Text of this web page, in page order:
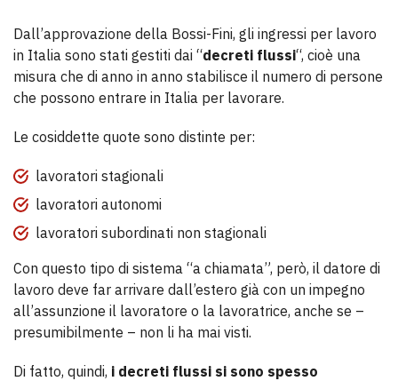
Dall’approvazione della Bossi-Fini, gli ingressi per lavoro
in Italia sono stati gestiti dai “decreti flussi“, cioè una
misura che di anno in anno stabilisce il numero di persone
che possono entrare in Italia per lavorare.
Le cosiddette quote sono distinte per:
lavoratori stagionali
lavoratori autonomi
lavoratori subordinati non stagionali
Con questo tipo di sistema “a chiamata”, però, il datore di
lavoro deve far arrivare dall’estero già con un impegno
all’assunzione il lavoratore o la lavoratrice, anche se –
presumibilmente – non li ha mai visti.
Di fatto, quindi, i decreti flussi si sono spesso